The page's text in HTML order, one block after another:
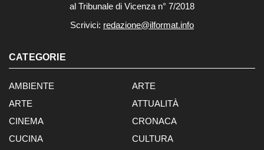
al Tribunale di Vicenza n° 7/2018
Scrivici: redazione@ilformat.info
CATEGORIE
AMBIENTE
ARTE
ARTE
ATTUALITÀ
CINEMA
CRONACA
CUCINA
CULTURA